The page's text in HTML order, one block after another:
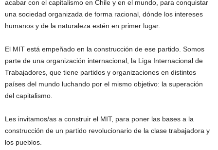
acabar con el capitalismo en Chile y en el mundo, para conquistar
una sociedad organizada de forma racional, dónde los intereses
humanos y de la naturaleza estén en primer lugar.
El MIT está empeñado en la construcción de ese partido. Somos
parte de una organización internacional, la Liga Internacional de
Trabajadores, que tiene partidos y organizaciones en distintos
países del mundo luchando por el mismo objetivo: la superación
del capitalismo.
Les invitamos/as a construir el MIT, para poner las bases a la
construcción de un partido revolucionario de la clase trabajadora y
los pueblos.